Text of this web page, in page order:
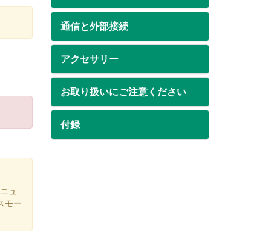
ュ
モー
通信と外部接続
アクセサリー
お取り扱いにご注意ください
付録